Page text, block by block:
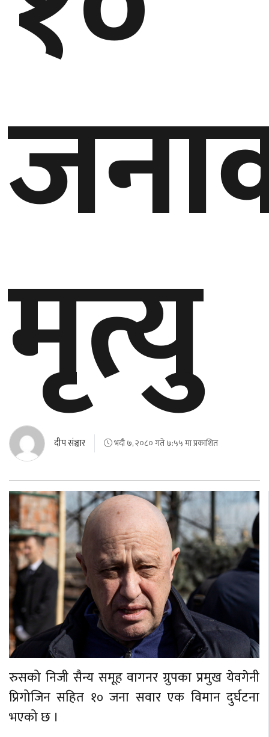
मृत्यु
दीप संञ्चार भदौ ७, २०८० गते ७:५५ मा प्रकाशित
रुसको निजी सैन्य समूह वागनर ग्रुपका प्रमुख येवगेनी
प्रिगोजिन सहित १० जना सवार एक विमान दुर्घटना
भएको छ ।